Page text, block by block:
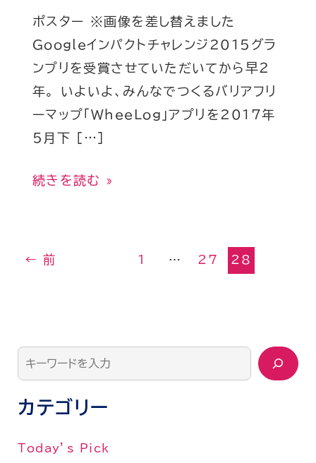
ポスター ※画像を差し替えました
Googleインパクトチャレンジ2015グラ
ンプリを受賞させていただいてから早２
年。 いよいよ、みんなでつくるバリアフリ
ーマップ「WheeLog」アプリを2017年
5月下 […]
続きを読む »
← 前 1 … 27 28
カテゴリー
Today’s Pick